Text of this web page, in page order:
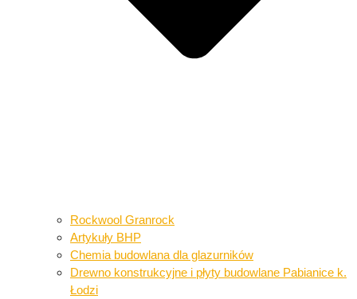
Rockwool Granrock
Artykuły BHP​​
Chemia budowlana dla glazurników​
Drewno konstrukcyjne i płyty budowlane​ Pabianice k.
Łodzi